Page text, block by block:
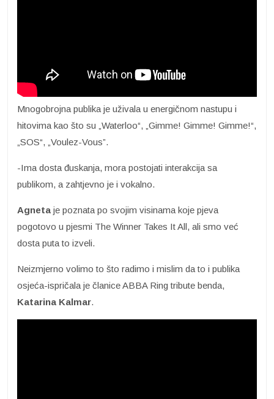
Mnogobrojna publika je uživala u energičnom nastupu i
hitovima kao što su „Waterloo“, „Gimme! Gimme! Gimme!“,
„SOS“, „Voulez-Vous”.
-Ima dosta đuskanja, mora postojati interakcija sa
publikom, a zahtjevno je i vokalno.
Agneta je poznata po svojim visinama koje pjeva
pogotovo u pjesmi The Winner Takes It All, ali smo već
dosta puta to izveli.
Neizmjerno volimo to što radimo i mislim da to i publika
osjeća-ispričala je članice ABBA Ring tribute benda,
Katarina Kalmar.